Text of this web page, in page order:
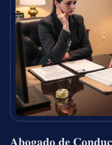
Abogado de